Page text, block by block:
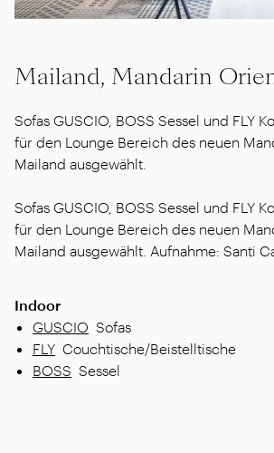
Mailand, Mandarin
Sofas GUSCIO, BOSS Sessel und FLY
für den Lounge Bereich des neuen
Mailand ausgewählt.
Sofas GUSCIO, BOSS Sessel und FLY
für den Lounge Bereich des neuen
Mailand ausgewählt. Aufnahme: Santi
Indoor
GUSCIO Sofas
FLY Couchtische/Beistelltische
BOSS Sessel